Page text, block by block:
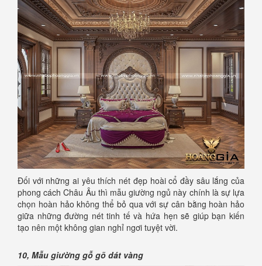
Đối với những ai yêu thích nét đẹp hoài cổ đầy sâu lắng của
phong cách Châu Âu thì mẫu giường ngủ này chính là sự lựa
chọn hoàn hảo không thể bỏ qua với sự cân bằng hoàn hảo
giữa những đường nét tinh tế và hứa hẹn sẽ giúp bạn kiến
tạo nên một không gian nghỉ ngơi tuyệt vời.
10, Mẫu giường gỗ gõ dát vàng